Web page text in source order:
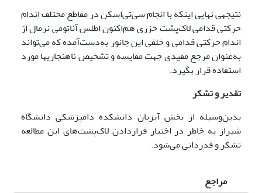
نتیجه­ی نهایی اینکه با انجام سی‌تی‌اسکن در مقاطع مختلف اندام
حرکتی قدامی لاک‌پشت خزری هم‌اکنون اطلس آناتومی نرمال از
اندام حرکتی قدامی و خلفی این جانور به‌دست‌آمده که می‌تواند
به‌عنوان مرجع مفیدی جهت مقایسه و تشخیص ناهنجاری­ها مورد
استفاده قرار بگیرد.
تقدیر و تشکر
بدین‌وسیله از بخش آبزیان دانشکده دامپزشکی دانشگاه
شیراز به خاطر در اختیار قراردادن لاک‌پشت‌های این مطالعه
تشکر و قدردانی می‌شود.
مراجع